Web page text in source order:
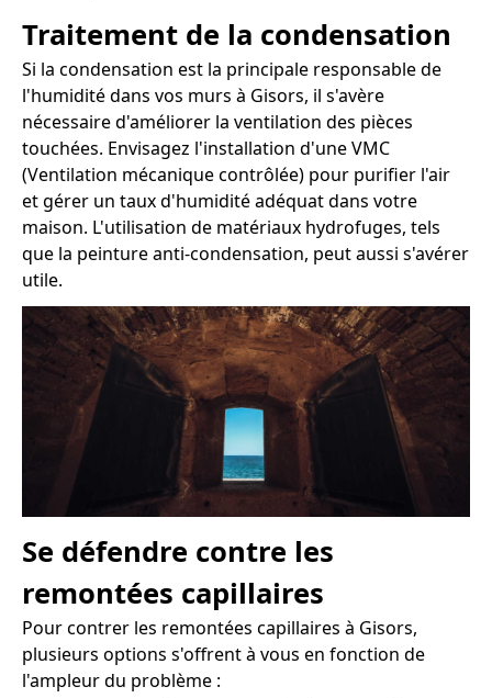
Traitement de la condensation
Si la condensation est la principale responsable de
l'humidité dans vos murs à Gisors, il s'avère
nécessaire d'améliorer la ventilation des pièces
touchées. Envisagez l'installation d'une VMC
(Ventilation mécanique contrôlée) pour purifier l'air
et gérer un taux d'humidité adéquat dans votre
maison. L'utilisation de matériaux hydrofuges, tels
que la peinture anti-condensation, peut aussi s'avérer
utile.
Se défendre contre les
remontées capillaires
Pour contrer les remontées capillaires à Gisors,
plusieurs options s'offrent à vous en fonction de
l'ampleur du problème :